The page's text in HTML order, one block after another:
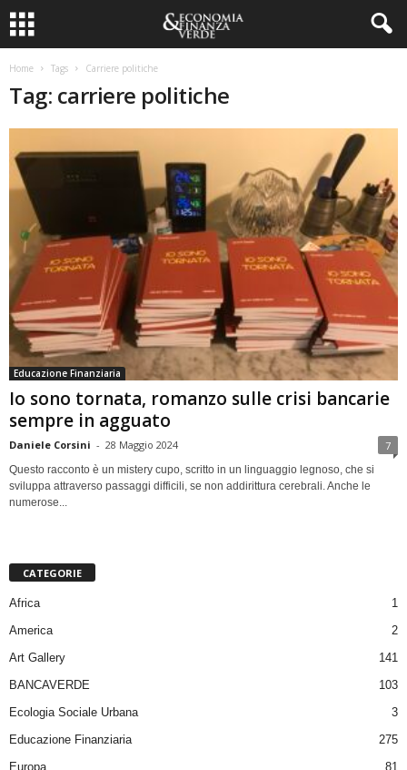
Home Tags Carriere politiche
Tag: carriere politiche
Educazione Finanziaria
Io sono tornata, romanzo sulle crisi bancarie
sempre in agguato
Daniele Corsini - 28 Maggio 2024 7
Questo racconto è un mistery cupo, scritto in un linguaggio legnoso, che si
sviluppa attraverso passaggi difficili, se non addirittura cerebrali. Anche le
numerose...
CATEGORIE
Africa
1
America
2
Art Gallery
141
BANCAVERDE
103
Ecologia Sociale Urbana
3
Educazione Finanziaria
275
Europa
81